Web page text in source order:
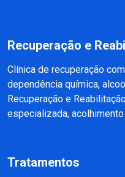
Recuperação e
Clínica de recuperação
dependência química,
Recuperação e
especializada,
Tratamentos